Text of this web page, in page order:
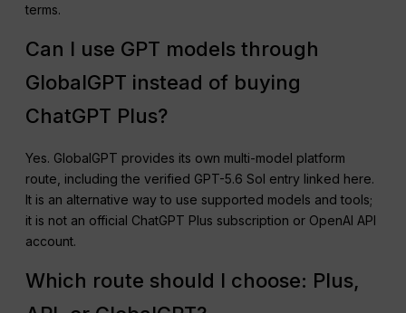
terms.
Can I use GPT models through
GlobalGPT instead of buying
ChatGPT Plus?
Yes. GlobalGPT provides its own multi-model platform
route, including the verified GPT-5.6 Sol entry linked here.
It is an alternative way to use supported models and tools;
it is not an official ChatGPT Plus subscription or OpenAI API
account.
Which route should I choose: Plus,